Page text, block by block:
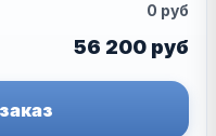
0 руб
56 200 руб